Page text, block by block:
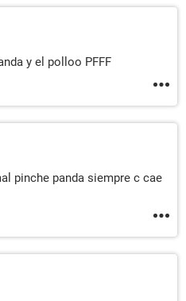
y el polloo PFFF
pinche panda siempre c cae